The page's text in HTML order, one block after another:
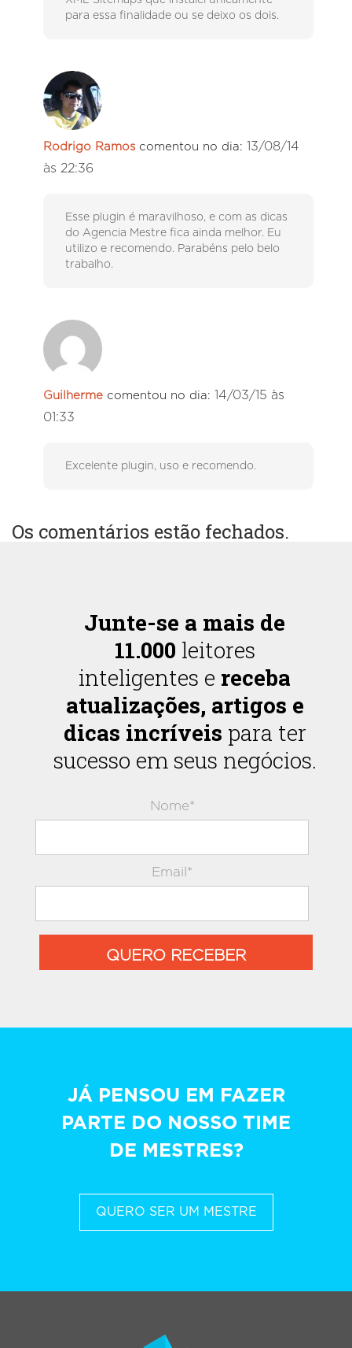
para essa finalidade ou se deixo os dois.
Rodrigo Ramos comentou no dia: 13/08/14
às 22:36
Esse plugin é maravilhoso, e com as dicas
do Agencia Mestre fica ainda melhor. Eu
utilizo e recomendo. Parabéns pelo belo
trabalho.
Guilherme comentou no dia: 14/03/15 às
01:33
Excelente plugin, uso e recomendo.
Os comentários estão fechados.
Junte-se a mais de
11.000 leitores
inteligentes e receba
atualizações, artigos e
dicas incríveis para ter
sucesso em seus negócios.
Nome*
Email*
QUERO RECEBER
JÁ PENSOU EM FAZER
PARTE DO NOSSO TIME
DE MESTRES?
QUERO SER UM MESTRE